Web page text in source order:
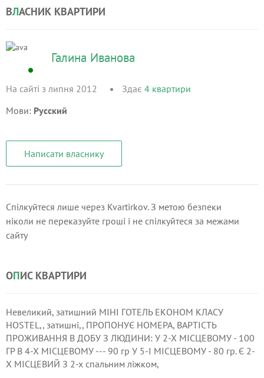
ВЛАСНИК КВАРТИРИ
Галина Иванова
На сайті з липня 2012 Здає 4 квартири
Мови: Русский
Написати власнику
Спілкуйтеся лише через Kvartirkov. З метою безпеки
ніколи не переказуйте гроші і не спілкуйтеся за межами
сайту
ОПИС КВАРТИРИ
Невеликий, затишний МІНІ ГОТЕЛЬ ЕКОНОМ КЛАСУ
HOSTEL,, затишні,, ПРОПОНУЄ НОМЕРА, ВАРТІСТЬ
ПРОЖИВАННЯ В ДОБУ З ЛЮДИНИ: У 2-Х МІСЦЕВОМУ - 100
ГР В 4-Х МІСЦЕВОМУ --- 90 гр У 5-І МІСЦЕВОМУ - 80 гр. Є 2-
Х МІСЦЕВИЙ З 2-х спальним ліжком,